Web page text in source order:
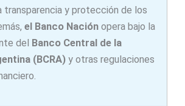
transparencia y protección de los
el Banco Naciónopera bajo la
del Banco Central de la
(BCRA)y otras regulaciones